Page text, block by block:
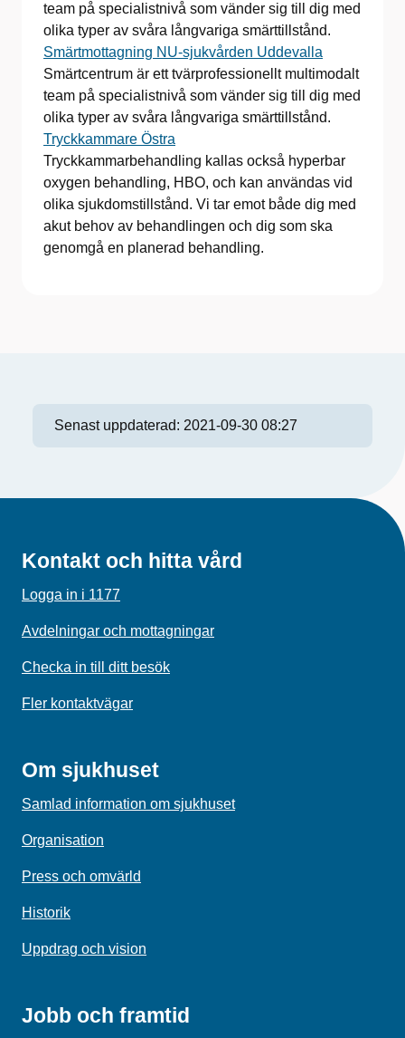
team på specialistnivå som vänder sig till dig med
olika typer av svåra långvariga smärttillstånd.
Smärtmottagning NU-sjukvården Uddevalla
Smärtcentrum är ett tvärprofessionellt multimodalt
team på specialistnivå som vänder sig till dig med
olika typer av svåra långvariga smärttillstånd.
Tryckkammare Östra
Tryckkammarbehandling kallas också hyperbar
oxygen behandling, HBO, och kan användas vid
olika sjukdomstillstånd. Vi tar emot både dig med
akut behov av behandlingen och dig som ska
genomgå en planerad behandling.
Senast uppdaterad: 2021-09-30 08:27
Kontakt och hitta vård
Logga in i 1177
Avdelningar och mottagningar
Checka in till ditt besök
Fler kontaktvägar
Om sjukhuset
Samlad information om sjukhuset
Organisation
Press och omvärld
Historik
Uppdrag och vision
Jobb och framtid